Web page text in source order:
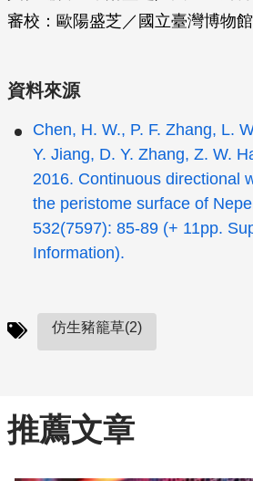
審校：歐陽盛芝／國立臺灣博物館
資料來源
Chen, H. W., P. F. Zhang, L.
Y. Jiang, D. Y. Zhang, Z. W.
2016. Continuous directional
the peristome surface of
532(7597): 85-89 (+ 11pp.
Information).
仿生豬籠草(2)
推薦文章